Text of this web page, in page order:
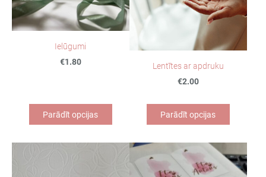
Ielūgumi
€1.80
Parādīt opcijas
Lentītes ar apdruku
€2.00
Parādīt opcijas